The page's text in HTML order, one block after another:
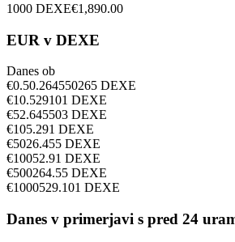
1000 DEXE€1,890.00
EUR v DEXE
Danes ob
€0.50.264550265 DEXE
€10.529101 DEXE
€52.645503 DEXE
€105.291 DEXE
€5026.455 DEXE
€10052.91 DEXE
€500264.55 DEXE
€1000529.101 DEXE
Danes v primerjavi s pred 24